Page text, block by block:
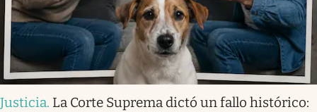
Justicia. La Corte Suprema dictó un fallo histórico: